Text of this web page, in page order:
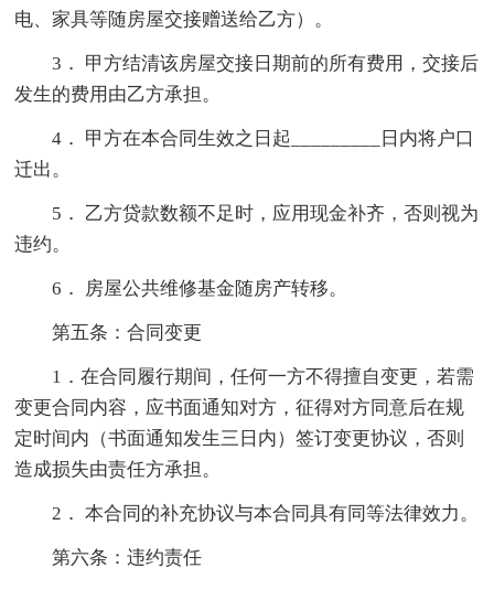
电、家具等随房屋交接赠送给乙方）。
3． 甲方结清该房屋交接日期前的所有费用，交接后
发生的费用由乙方承担。
4． 甲方在本合同生效之日起_________日内将户口
迁出。
5． 乙方贷款数额不足时，应用现金补齐，否则视为
违约。
6． 房屋公共维修基金随房产转移。
第五条：合同变更
1．在合同履行期间，任何一方不得擅自变更，若需
变更合同内容，应书面通知对方，征得对方同意后在规
定时间内（书面通知发生三日内）签订变更协议，否则
造成损失由责任方承担。
2． 本合同的补充协议与本合同具有同等法律效力。
第六条：违约责任